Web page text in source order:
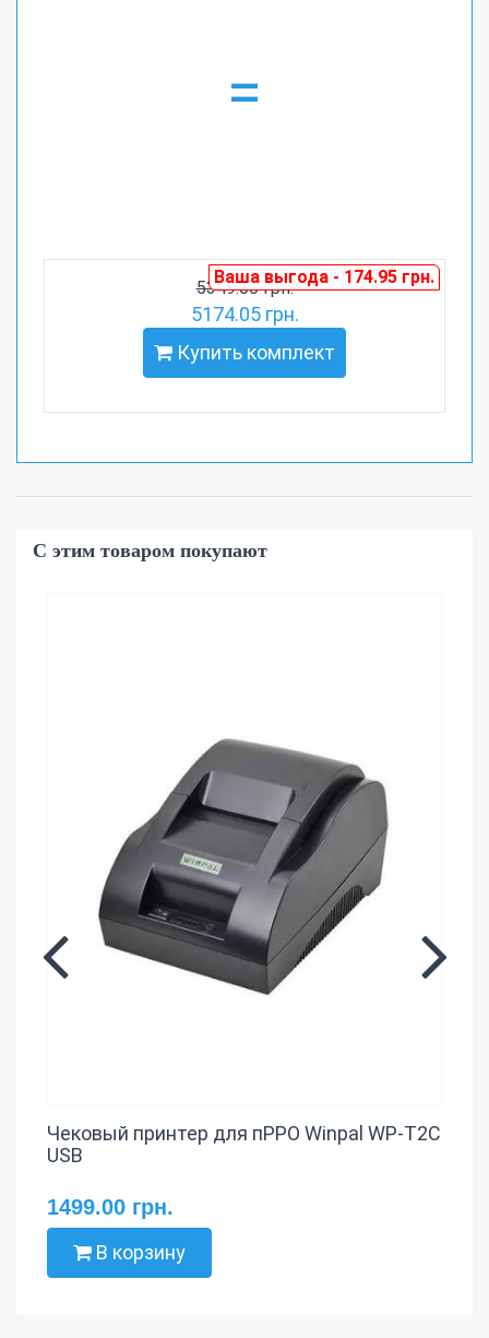
=
Ваша выгода - 174.95 грн.
5349.00 грн.
5174.05 грн.
Купить комплект
С этим товаром покупают
Чековый принтер для пРРО Winpal WP-T2C
USB
1499.00 грн.
В корзину